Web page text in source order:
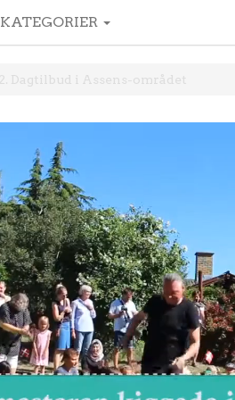
KATEGORIER
2. Dagtilbud i Assens-området